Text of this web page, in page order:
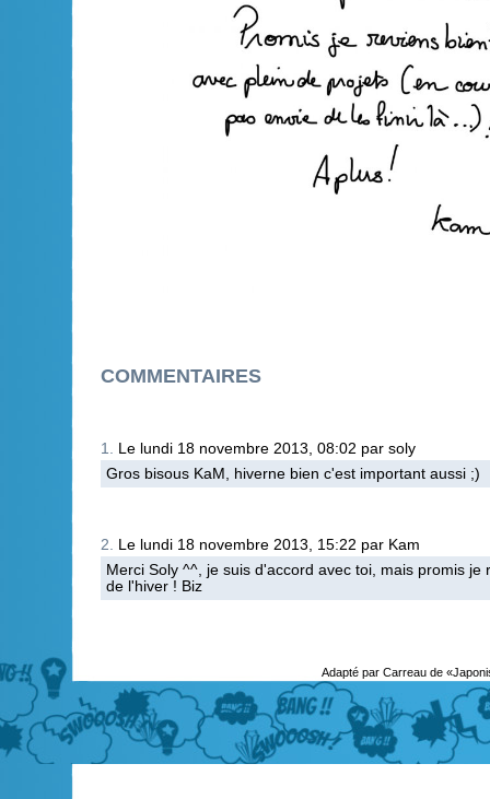
COMMENTAIRES
1. Le lundi 18 novembre 2013, 08:02 par soly
Gros bisous KaM, hiverne bien c'est important aussi ;)
2. Le lundi 18 novembre 2013, 15:22 par Kam
Merci Soly ^^, je suis d'accord avec toi, mais promis je
de l'hiver ! Biz
Adapté par Carreau de